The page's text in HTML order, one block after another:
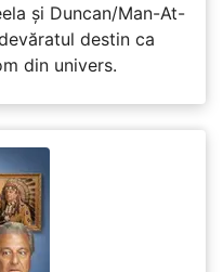
și Duncan/Man-At-
destin ca
din univers.